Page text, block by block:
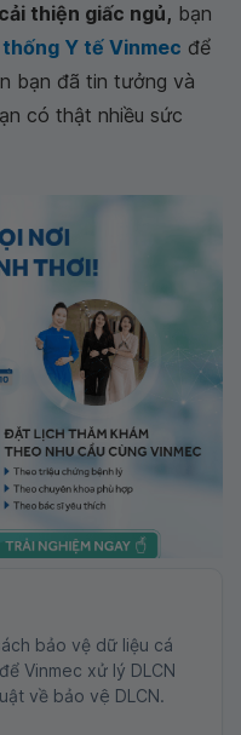
cải thiện giấc ngủ, bạn
thống Y tế Vinmec để
bạn đã tin tưởng và
có thật nhiều sức
bảo vệ dữ liệu cá
Vinmec xử lý DLCN
về bảo vệ DLCN.